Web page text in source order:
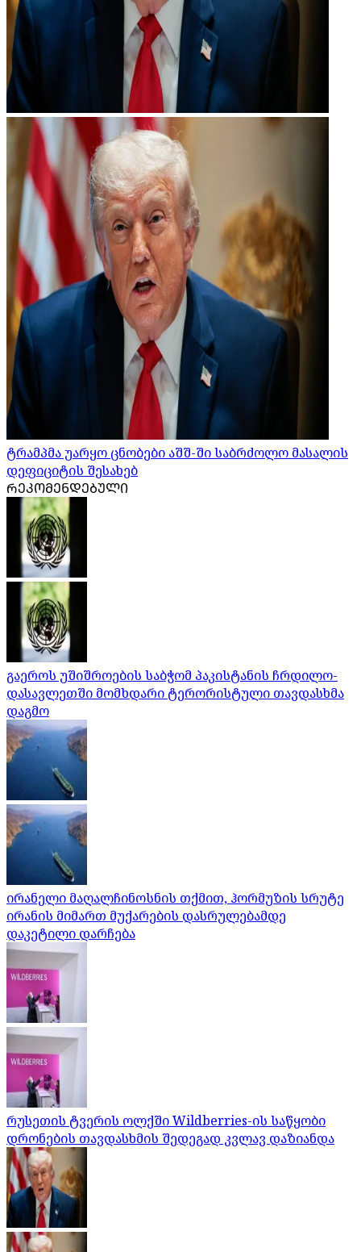
ტრამპმა უარყო ცნობები აშშ-ში საბრძოლო მასალის
დეფიციტის შესახებ
ᲠᲔᲙᲝᲛᲔᲜᲓᲔᲑᲣᲚᲘ
გაეროს უშიშროების საბჭომ პაკისტანის ჩრდილო-
დასავლეთში მომხდარი ტერორისტული თავდასხმა
დაგმო
ირანელი მაღალჩინოსნის თქმით, ჰორმუზის სრუტე
ირანის მიმართ მუქარების დასრულებამდე
დაკეტილი დარჩება
რუსეთის ტვერის ოლქში Wildberries-ის საწყობი
დრონების თავდასხმის შედეგად კვლავ დაზიანდა